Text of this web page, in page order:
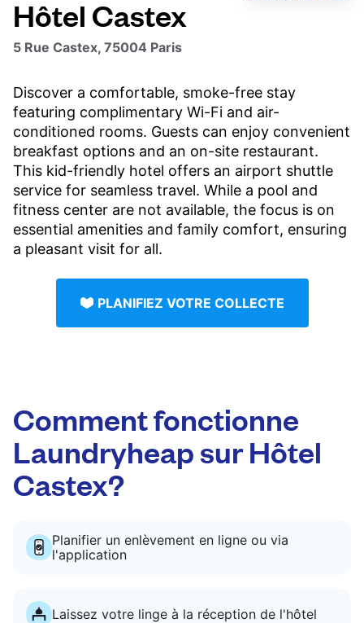
Hôtel Castex
5 Rue Castex, 75004 Paris
Discover a comfortable, smoke-free stay
featuring complimentary Wi-Fi and air-
conditioned rooms. Guests can enjoy convenient
breakfast options and an on-site restaurant.
This kid-friendly hotel offers an airport shuttle
service for seamless travel. While a pool and
fitness center are not available, the focus is on
essential amenities and family comfort, ensuring
a pleasant visit for all.
PLANIFIEZ VOTRE COLLECTE
Comment fonctionne
Laundryheap sur Hôtel
Castex?
Planifier un enlèvement en ligne ou via
l'application
Laissez votre linge à la réception de l'hôtel